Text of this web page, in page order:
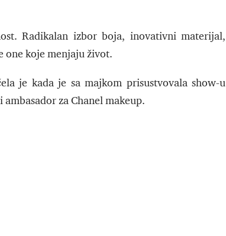
Radikalan izbor boja, inovativni materijal,
one koje menjaju život.
je kada je sa majkom prisustvovala show-u
za Chanel makeup.